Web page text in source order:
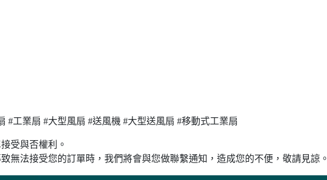
#工業扇 #大型風扇 #送風機 #大型送風扇 #移動式工業扇
受與否權利。
無法接受您的訂單時，我們將會與您做聯繫通知，造成您的不便，敬請見諒。